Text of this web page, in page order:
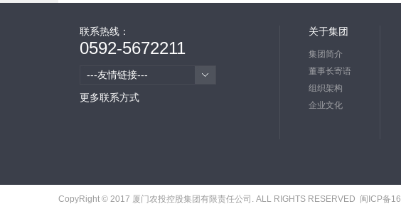
关于集团
集团简介
董事长寄语
组织架构
企业文化
联系热线：
0592-5672211
---友情链接---
更多联系方式
CopyRight © 2017 厦门农投控股集团有限责任公司. ALL RIGHTS RESERVED 闽ICP备